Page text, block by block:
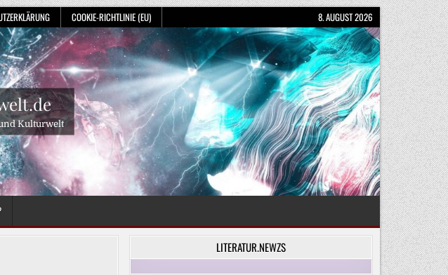
COOKIE-RICHTLINIE (EU) 8. AUGUST 2026
Kulturwelt
LITERATUR.NEWZS